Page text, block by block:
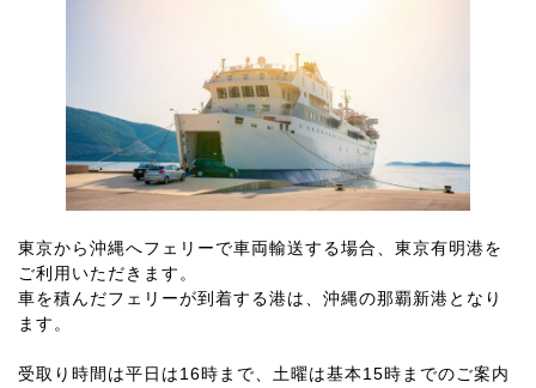
東京から沖縄へフェリーで車両輸送する場合、 東京有明港を
ご利用いただきます。
車を積んだフェリーが到着する港は、沖縄の那覇新港となり
ます。
受取り時間は平日は16時まで、土曜は基本15時までのご案内